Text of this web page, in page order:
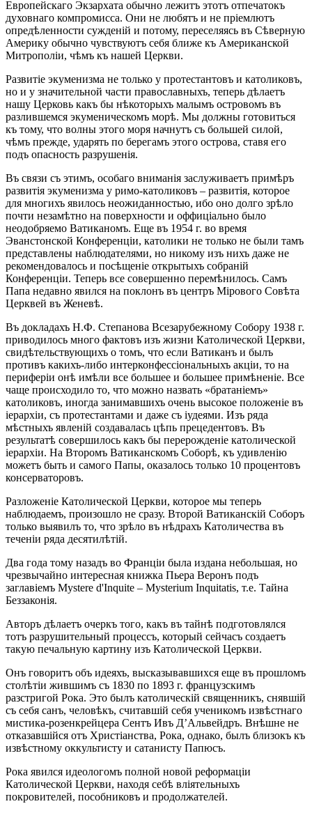
Европейскаго Экзархата обычно лежитъ этотъ отпечатокъ
духовнаго компромисса. Они не любятъ и не пріемлютъ
опредѣленности сужденій и потому, переселяясь въ Сѣверную
Америку обычно чувствуютъ себя ближе къ Американской
Митрополіи, чѣмъ къ нашей Церкви.
Развитіе экуменизма не только у протестантовъ и католиковъ,
но и у значительной части православныхъ, теперь дѣлаетъ
нашу Церковь какъ бы нѣкоторыхъ малымъ островомъ въ
разлившемся экуменическомъ морѣ. Мы должны готовиться
къ тому, что волны этого моря начнутъ съ большей силой,
чѣмъ прежде, ударять по берегамъ этого острова, ставя его
подъ опасность разрушенія.
Въ связи съ этимъ, особаго вниманія заслуживаетъ примѣръ
развитія экуменизма у римо-католиковъ – развитія, которое
для многихъ явилось неожиданностью, ибо оно долго зрѣло
почти незамѣтно на поверхности и оффиціально было
неодобряемо Ватиканомъ. Еще въ 1954 г. во время
Эванстонской Конференціи, католики не только не были тамъ
представлены наблюдателями, но никому изъ нихъ даже не
рекомендовалось и посѣщеніе открытыхъ собраній
Конференціи. Теперь все совершенно перемѣнилось. Самъ
Папа недавно явился на поклонъ въ центръ Мірового Совѣта
Церквей въ Женевѣ.
Въ докладахъ Н.Ф. Степанова Всезарубежному Собору 1938 г.
приводилось много фактовъ изъ жизни Католической Церкви,
свидѣтельствующихъ о томъ, что если Ватиканъ и былъ
противъ какихъ-либо интерконфессіональныхъ акціи, то на
периферіи онѣ имѣли все большее и большее примѣненіе. Все
чаще происходило то, что можно назвать «братаніемъ»
католиковъ, иногда занимавшихъ очень высокое положеніе въ
іерархіи, съ протестантами и даже съ іудеями. Изъ ряда
мѣстныхъ явленій создавалась цѣпь прецедентовъ. Въ
результатѣ совершилось какъ бы перерожденіе католической
іерархіи. На Второмъ Ватиканскомъ Соборѣ, къ удивленію
можетъ быть и самого Папы, оказалось только 10 процентовъ
консерваторовъ.
Разложеніе Католической Церкви, которое мы теперь
наблюдаемъ, произошло не сразу. Второй Ватиканскій Соборъ
только выявилъ то, что зрѣло въ нѣдрахъ Католичества въ
теченіи ряда десятилѣтій.
Два года тому назадъ во Франціи была издана небольшая, но
чрезвычайно интересная книжка Пьера Веронъ подъ
заглавіемъ Mystere d'Inquite – Mysterium Inquitatis, т.е. Тайна
Беззаконія.
Авторъ дѣлаетъ очеркъ того, какъ въ тайнѣ подготовлялся
тотъ разрушительный процессъ, который сейчасъ создаетъ
такую печальную картину изъ Католической Церкви.
Онъ говоритъ объ идеяхъ, высказывавшихся еще въ прошломъ
столѣтіи жившимъ съ 1830 по 1893 г. французскимъ
разстригой Рока. Это былъ католическій священникъ, снявшій
съ себя санъ, человѣкъ, считавшій себя ученикомъ извѣстнаго
мистика-розенкрейцера Сентъ Ивъ Д’Альвейдръ. Внѣшне не
отказавшійся отъ Христіанства, Рока, однако, былъ близокъ къ
извѣстному оккультисту и сатанисту Папюсъ.
Рока явился идеологомъ полной новой реформаціи
Католической Церкви, находя себѣ вліятельныхъ
покровителей, пособниковъ и продолжателей.